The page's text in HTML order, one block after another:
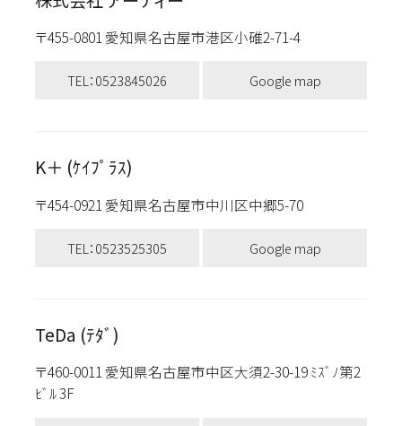
〒455-0801 愛知県名古屋市港区小碓2-71-4
TEL：0523845026 Google map
K＋ (ｹｲﾌﾟﾗｽ)
〒454-0921 愛知県名古屋市中川区中郷5-70
TEL：0523525305 Google map
TeDa (ﾃﾀﾞ)
〒460-0011 愛知県名古屋市中区大須2-30-19 ﾐｽﾞﾉ第2
ﾋﾞﾙ 3F